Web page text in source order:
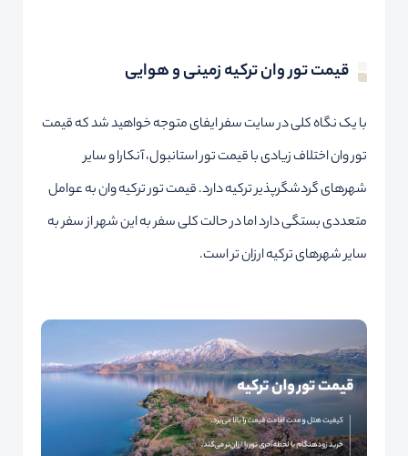
قیمت تور وان ترکیه زمینی و هوایی
با یک نگاه کلی در سایت سفر ایفای متوجه خواهید شد که قیمت
تور وان اختلاف زیادی با قیمت تور استانبول، آنکارا و سایر
شهرهای گردشگرپذیر ترکیه دارد. قیمت تور ترکیه وان به عوامل
متعددی بستگی دارد اما در حالت کلی سفر به این شهر از سفر به
سایر شهرهای ترکیه ارزان تر است.